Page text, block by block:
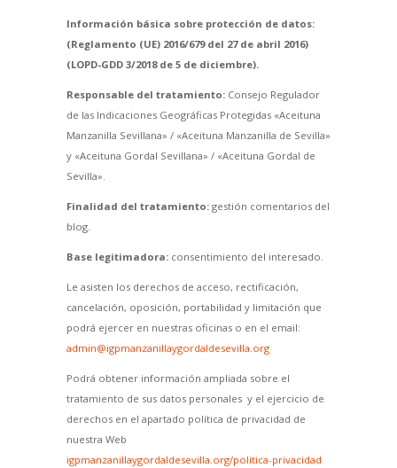
Información básica sobre protección de datos:
(Reglamento (UE) 2016/679 del 27 de abril 2016)
(LOPD-GDD 3/2018 de 5 de diciembre).
Responsable del tratamiento:Consejo Regulador
de las Indicaciones Geográficas Protegidas «Aceituna
Manzanilla Sevillana» / «Aceituna Manzanilla de Sevilla»
y «Aceituna Gordal Sevillana» / «Aceituna Gordal de
Sevilla».
Finalidad del tratamiento:gestión comentarios del
blog.
Base legitimadora:consentimiento del interesado.
Le asisten los derechos de acceso, rectificación,
cancelación, oposición, portabilidad y limitación que
podrá ejercer en nuestras oficinas o en el email:
admin@igpmanzanillaygordaldesevilla.org
Podrá obtener información ampliada sobre el
tratamiento de sus datos personales y el ejercicio de
derechos en el apartado política de privacidad de
nuestra Web
igpmanzanillaygordaldesevilla.org/politica-privacidad